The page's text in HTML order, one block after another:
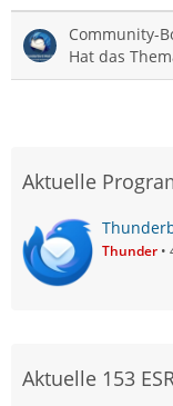
Community-
Hat das
Aktuelle
Thunder
Aktuelle 153